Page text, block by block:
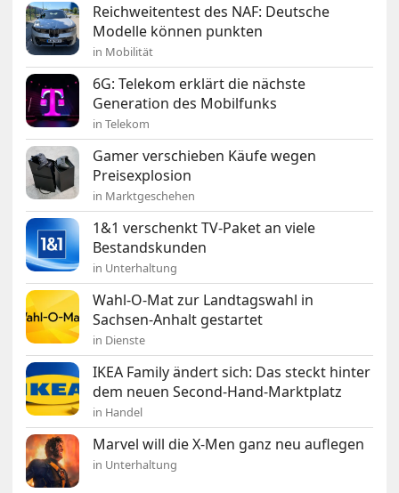
Reichweitentest des NAF: Deutsche
Modelle können punkten
in Mobilität
6G: Telekom erklärt die nächste
Generation des Mobilfunks
in Telekom
Gamer verschieben Käufe wegen
Preisexplosion
in Marktgeschehen
1&1 verschenkt TV-Paket an viele
Bestandskunden
in Unterhaltung
Wahl-O-Mat zur Landtagswahl in
Sachsen-Anhalt gestartet
in Dienste
IKEA Family ändert sich: Das steckt hinter
dem neuen Second-Hand-Marktplatz
in Handel
Marvel will die X-Men ganz neu auflegen
in Unterhaltung